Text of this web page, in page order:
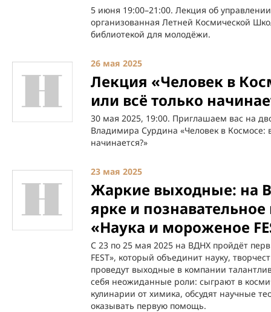
5 июня 19:00–21:00. Лекция об
организованная Летней Космической
библиотекой для молодёжи.
26 мая 2025
Лекция «Человек в
или всё только
30 мая 2025, 19:00. Приглашаем вас на
Владимира Сурдина «Человек в Космосе:
начинается?»
23 мая 2025
Жаркие выходные: на
ярке и
«Наука и мороженое
С 23 по 25 мая 2025 на ВДНХ пройдёт
FEST», который объединит науку,
проведут выходные в компании
себя неожиданные роли: сыграют в
кулинарии от химика, обсудят научные
оказывать первую помощь.